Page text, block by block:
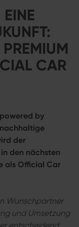
CAR
by
der
den nächsten
als Official Car
Wunschpartner
und Umsetzung